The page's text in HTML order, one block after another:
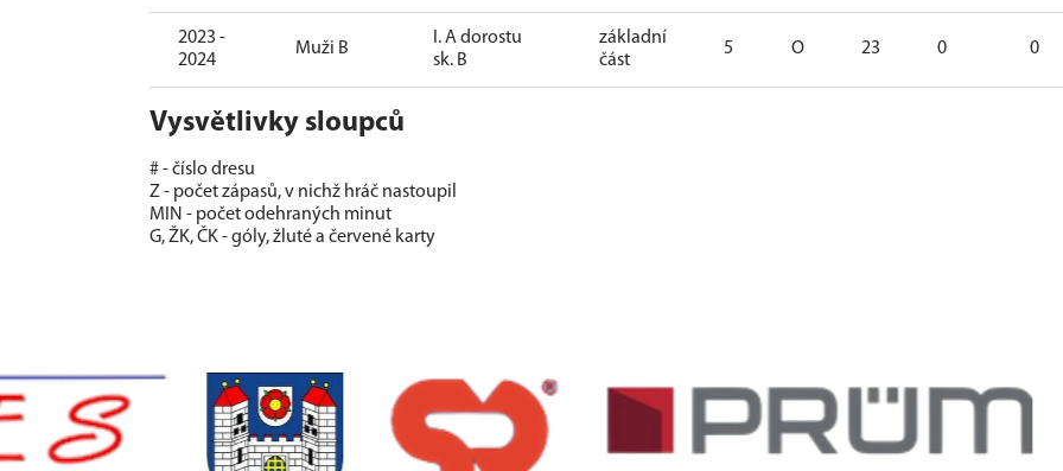
2023 -
2024
Muži B
I. A dorostu
sk. B
základní
část
5 O 23 0 0
Vysvětlivky sloupců
# - číslo dresu
Z - počet zápasů, v nichž hráč nastoupil
MIN - počet odehraných minut
G, ŽK, ČK - góly, žluté a červené karty